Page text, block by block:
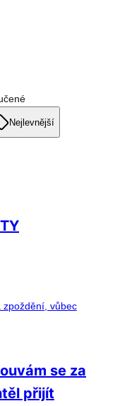
Nejlevnější
se za
přijít